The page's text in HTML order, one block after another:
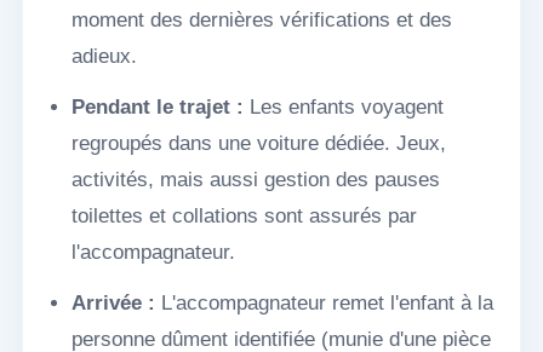
moment des dernières vérifications et des
adieux.
Pendant le trajet : Les enfants voyagent
regroupés dans une voiture dédiée. Jeux,
activités, mais aussi gestion des pauses
toilettes et collations sont assurés par
l'accompagnateur.
Arrivée : L'accompagnateur remet l'enfant à la
personne dûment identifiée (munie d'une pièce